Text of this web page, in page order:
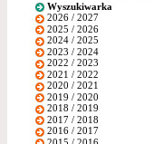
Wyszukiwarka
2026 / 2027
2025 / 2026
2024 / 2025
2023 / 2024
2022 / 2023
2021 / 2022
2020 / 2021
2019 / 2020
2018 / 2019
2017 / 2018
2016 / 2017